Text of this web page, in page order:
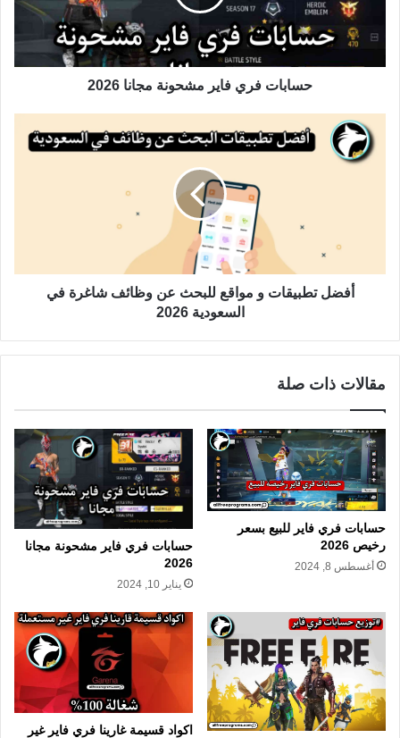
حسابات فري فاير مشحونة مجانا 2026
أفضل تطبيقات و مواقع للبحث عن وظائف شاغرة في
السعودية 2026
مقالات ذات صلة
حسابات فري فاير للبيع بسعر
رخيص 2026
أغسطس 8, 2024
حسابات فري فاير مشحونة مجانا
2026
يناير 10, 2024
اكواد قسيمة غارينا فري فاير غير